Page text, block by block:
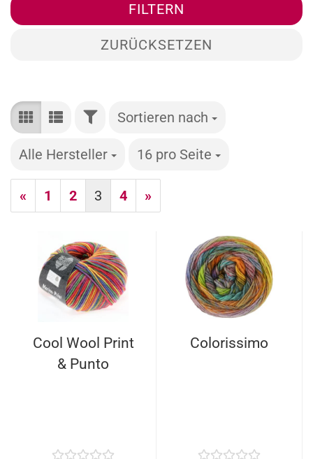
FILTERN
ZURÜCKSETZEN
FILTERSortieren nach
Sortieren nach
Alle Hersteller
pro Seite 16 pro Seite
pro Seite
« 1 2 3 4 »
Cool Wool Print
& Punto
Colorissimo